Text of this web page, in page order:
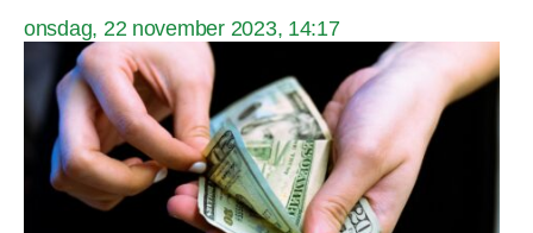
onsdag, 22 november 2023, 14:17